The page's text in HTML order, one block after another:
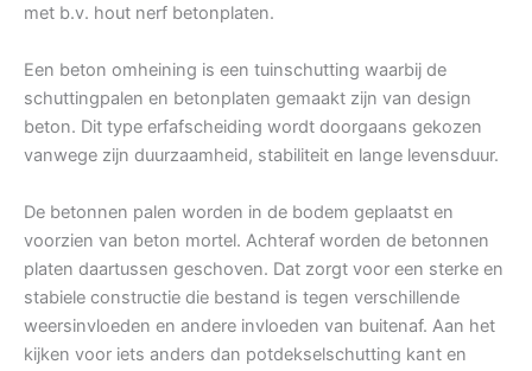
met b.v. hout nerf betonplaten.
Een beton omheining is een tuinschutting waarbij de
schuttingpalen en betonplaten gemaakt zijn van design
beton. Dit type erfafscheiding wordt doorgaans gekozen
vanwege zijn duurzaamheid, stabiliteit en lange levensduur.
De betonnen palen worden in de bodem geplaatst en
voorzien van beton mortel. Achteraf worden de betonnen
platen daartussen geschoven. Dat zorgt voor een sterke en
stabiele constructie die bestand is tegen verschillende
weersinvloeden en andere invloeden van buitenaf. Aan het
kijken voor iets anders dan potdekselschutting kant en